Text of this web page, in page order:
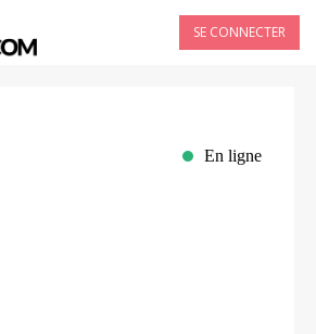
SE CONNECTER
En ligne